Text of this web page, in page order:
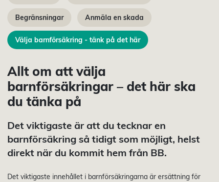
Begränsningar Anmäla en skada
Välja barnförsäkring - tänk på det här
Allt om att välja
barnförsäkringar – det här ska
du tänka på
Det viktigaste är att du tecknar en
barnförsäkring så tidigt som möjligt, helst
direkt när du kommit hem från BB.
Det viktigaste innehållet i barnförsäkringarna är ersättning för